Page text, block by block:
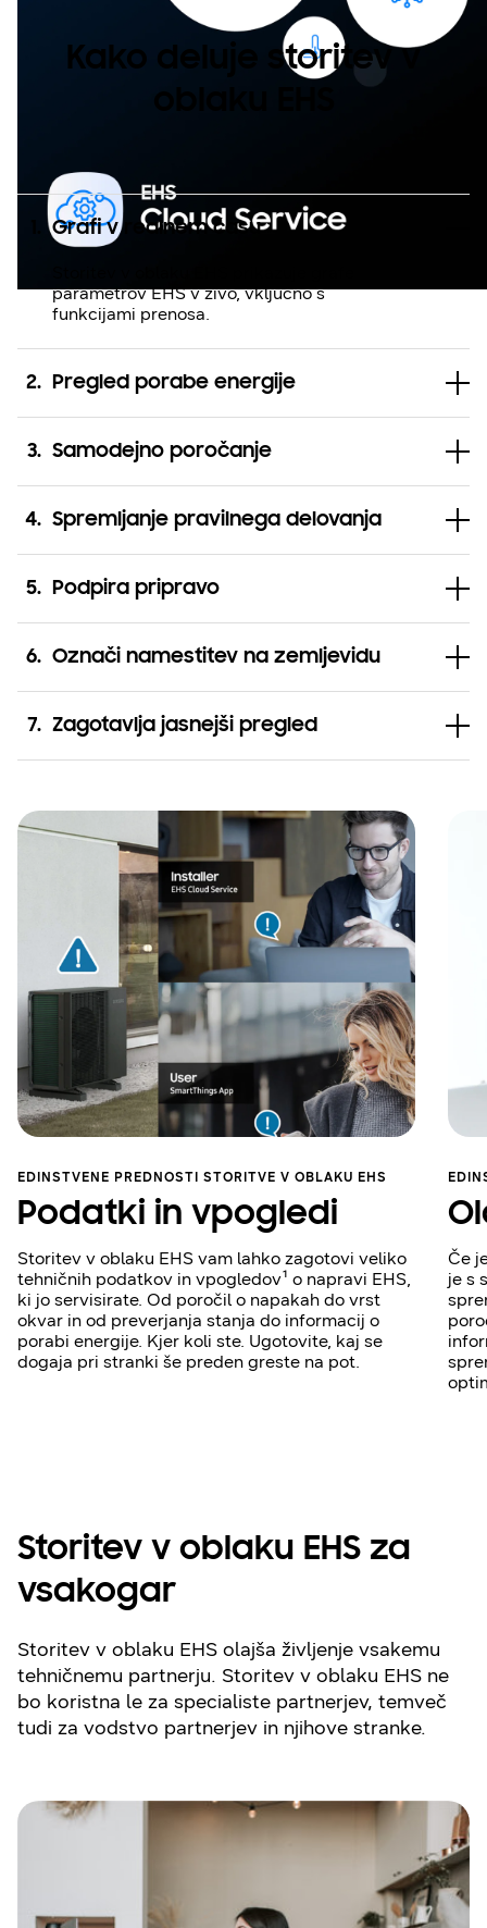
Kako deluje storitev v
oblaku EHS
Grafi v realnem času
parametrov EHS v živo, vključno s
funkcijami prenosa.
2. Pregled porabe energije
3. Samodejno poročanje
4. Spremljanje pravilnega delovanja
5. Podpira pripravo
6. Označi namestitev na zemljevidu
7. Zagotavlja jasnejši pregled
EDINSTVENE PREDNOSTI STORITVE V OBLAKU EHS
Podatki in vpogledi
Storitev v oblaku EHS vam lahko zagotovi veliko
tehničnih podatkov in vpogledov¹ o napravi EHS,
ki jo servisirate. Od poročil o napakah do vrst
okvar in od preverjanja stanja do informacij o
porabi energije. Kjer koli ste. Ugotovite, kaj se
dogaja pri stranki še preden greste na pot.
Če
je s
Storitev v oblaku EHS za
vsakogar
Storitev v oblaku EHS olajša življenje vsakemu
tehničnemu partnerju. Storitev v oblaku EHS ne
bo koristna le za specialiste partnerjev, temveč
tudi za vodstvo partnerjev in njihove stranke.